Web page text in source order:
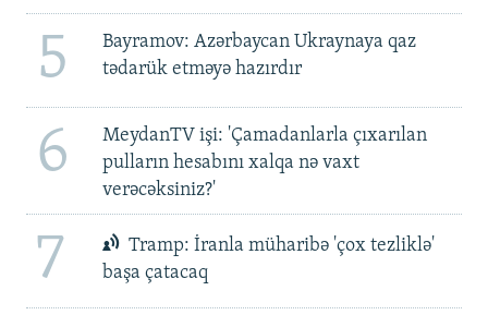
5
Bayramov: Azərbaycan Ukraynaya qaz
tədarük etməyə hazırdır
6
MeydanTV işi: 'Çamadanlarla çıxarılan
pulların hesabını xalqa nə vaxt
verəcəksiniz?'
7
Tramp: İranla müharibə 'çox tezliklə'
başa çatacaq